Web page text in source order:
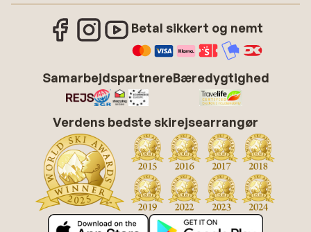
Betal sikkert og nemt
SamarbejdspartnereBæredygtighed
Verdens bedste skirejsearrangør